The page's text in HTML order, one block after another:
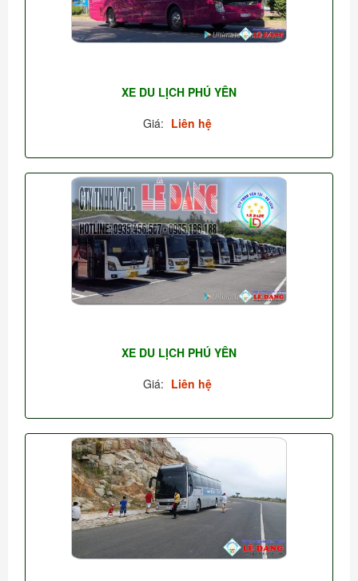
XE DU LỊCH PHÚ YÊN
Giá: Liên hệ
XE DU LỊCH PHÚ YÊN
Giá: Liên hệ